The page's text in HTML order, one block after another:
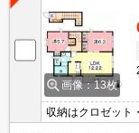
画像：13枚
収納はクロゼット